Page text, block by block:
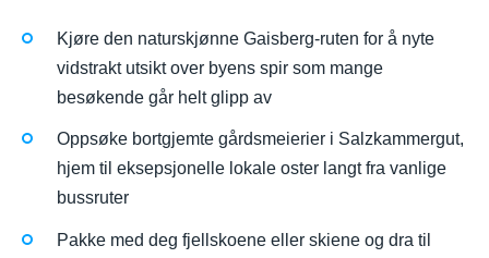
Kjøre den naturskjønne Gaisberg-ruten for å nyte
vidstrakt utsikt over byens spir som mange
besøkende går helt glipp av
Oppsøke bortgjemte gårdsmeierier i Salzkammergut,
hjem til eksepsjonelle lokale oster langt fra vanlige
bussruter
Pakke med deg fjellskoene eller skiene og dra til